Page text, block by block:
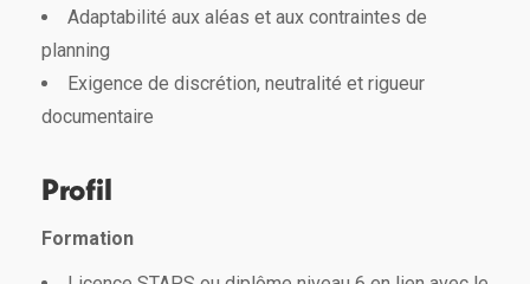
Adaptabilité aux aléas et aux contraintes de
planning
Exigence de discrétion, neutralité et rigueur
documentaire
Profil
Formation